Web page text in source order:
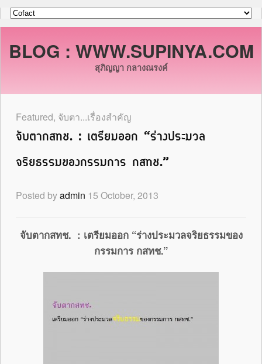
BLOG : WWW.SUPINYA.COM
สุภิญญา กลางณรงค์
Featured, จับตา...เรื่องสำคัญ
จับตากสทช. : เตรียมออก “ร่างประมวล
จริยธรรมของกรรมการ กสทช.”
Posted byadmin 15 October, 2013
จับตากสทช. : เตรียมออก “ร่างประมวลจริยธรรมของ
กรรมการ กสทช.”